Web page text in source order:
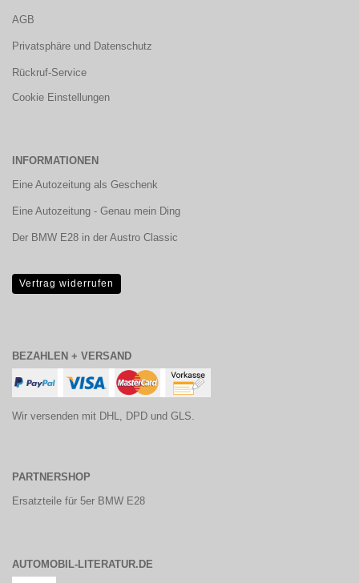
AGB
Privatsphäre und Datenschutz
Rückruf-Service
Cookie Einstellungen
INFORMATIONEN
Eine Autozeitung als Geschenk
Eine Autozeitung - Genau mein Ding
Der BMW E28 in der Austro Classic
Vertrag widerrufen
BEZAHLEN + VERSAND
Wir versenden mit DHL, DPD und GLS.
PARTNERSHOP
Ersatzteile für 5er BMW E28
AUTOMOBIL-LITERATUR.DE